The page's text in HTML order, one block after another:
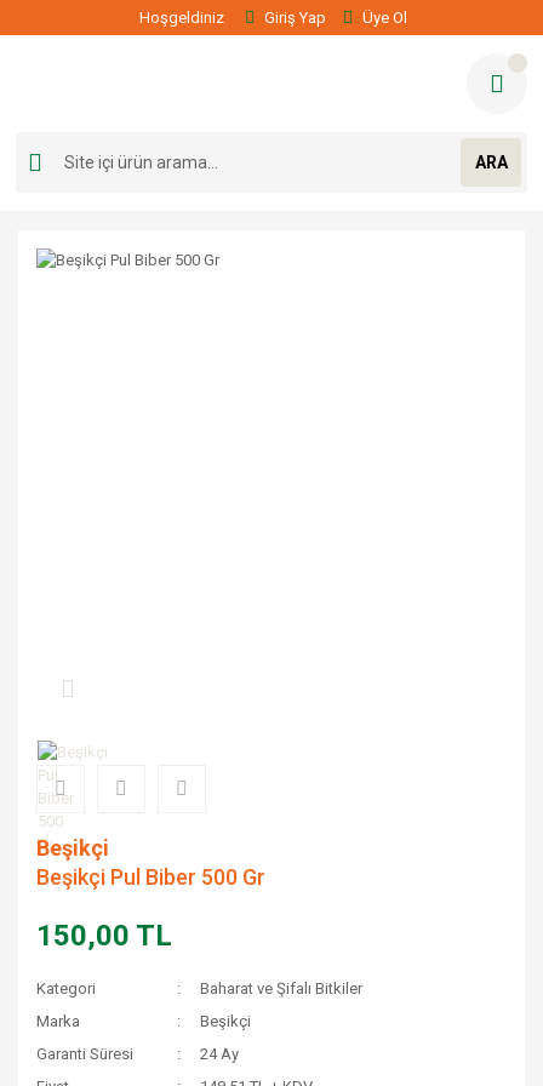
Hoşgeldiniz Giriş Yap Üye Ol
ARA
Beşikçi
Beşikçi Pul Biber 500 Gr
150,00 TL
Kategori
Baharat ve Şifalı Bitkiler
Marka
Beşikçi
Garanti Süresi
24 Ay